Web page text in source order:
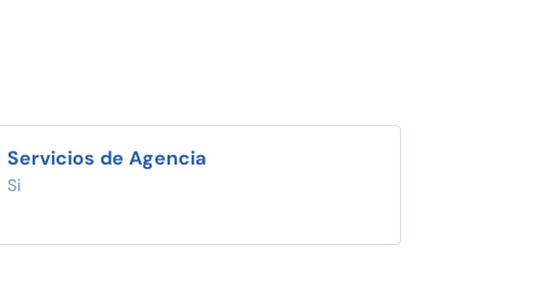
Servicios de Agencia
Si